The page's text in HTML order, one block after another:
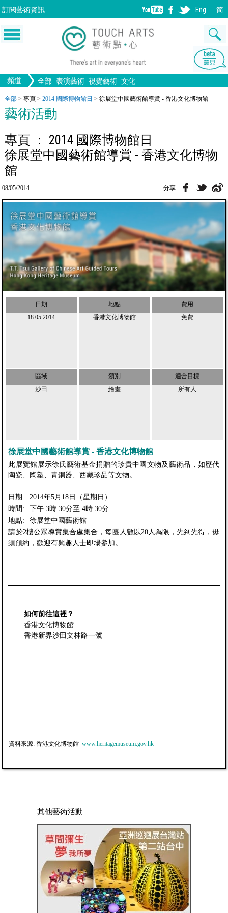
訂閱藝術資訊 Eng 简
頻道 全部 表演藝術 視覺藝術 文化
音樂 舞蹈
戲劇
歌劇/音樂劇
繪畫 畫圖 版畫
設計
手工藝
生活 文物 全部文化
全部 > 專頁 > 2014 國際博物館日 > 徐展堂中國藝術館導賞 - 香港文化博物館
藝術活動
專頁 ： 2014 國際博物館日
徐展堂中國藝術館導賞 - 香港文化博物
館
08/05/2014 分享:
日期
18.05.2014
地點
香港文化博物館
費用
免費
區域
沙田
類別
繪畫
適合目標
所有人
徐展堂中國藝術館導賞 - 香港文化博物館
此展覽館展示徐氏藝術基金捐贈的珍貴中國文物及藝術品，如歷代
陶瓷、陶塑、青銅器、西藏珍品等文物。
日期:
2014年5月18日（星期日）
時間:
下午 3時 30分至 4時 30分
地點:
徐展堂中國藝術館
請於2樓公眾導賞集合處集合，每團人數以20人為限，先到先得，毋
須預約，歡迎有興趣人士即場參加。
如何前往這裡？
香港文化博物館
香港新界沙田文林路一號
資料來源: ​香港文化博物館 www.heritagemuseum.gov.hk
其他藝術活動